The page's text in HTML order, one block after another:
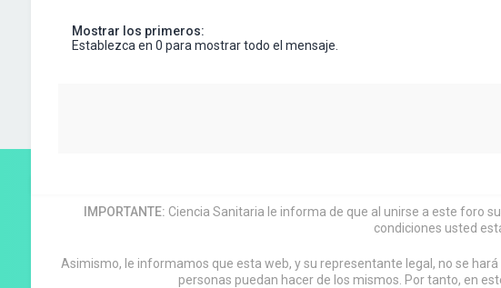
Mostrar los primeros:
Establezca en 0 para mostrar todo el mensaje.
IMPORTANTE: Ciencia Sanitaria le informa de que al unirse a este foro
condiciones usted
Asimismo, le informamos que esta web, y su representante legal, no se
personas puedan hacer de los mismos. Por tanto, en